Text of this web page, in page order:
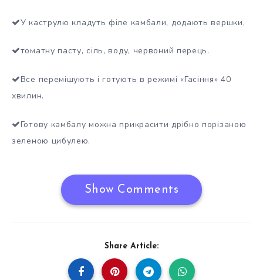
У каструлю кладуть філе камбали, додають вершки,
томатну пасту, сіль, воду, червоний перець.
Все перемішують і готують в режимі «Гасіння» 40
хвилин.
Готову камбалу можна прикрасити дрібно порізаною
зеленою цибулею.
Show Comments
Share Article: